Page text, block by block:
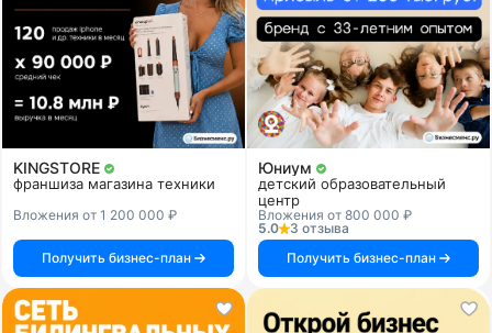
KINGSTORE
франшиза магазина техники
Вложения от 1 200 000 ₽
Получить бизнес-план
Юниум
детский образовательный
центр
Вложения от 800 000 ₽
5.0
3 отзыва
Получить бизнес-план